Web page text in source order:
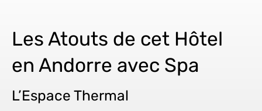
Les Atouts de cet Hôtel
en Andorre avec Spa
L’Espace Thermal